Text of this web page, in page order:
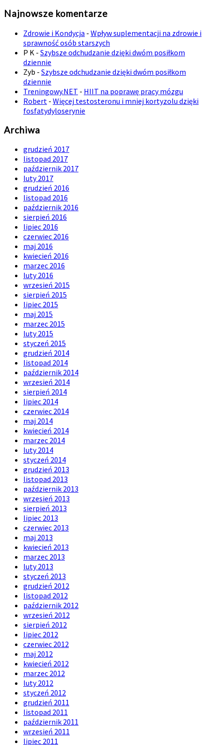
Najnowsze komentarze
Zdrowie i Kondycja - Wpływ suplementacji na zdrowie i
sprawność osób starszych
P K - Szybsze odchudzanie dzięki dwóm posiłkom
dziennie
Zyb - Szybsze odchudzanie dzięki dwóm posiłkom
dziennie
Treningowy.NET - HIIT na poprawę pracy mózgu
Robert - Więcej testosteronu i mniej kortyzolu dzięki
fosfatydyloserynie
Archiwa
grudzień 2017
listopad 2017
październik 2017
luty 2017
grudzień 2016
listopad 2016
październik 2016
sierpień 2016
lipiec 2016
czerwiec 2016
maj 2016
kwiecień 2016
marzec 2016
luty 2016
wrzesień 2015
sierpień 2015
lipiec 2015
maj 2015
marzec 2015
luty 2015
styczeń 2015
grudzień 2014
listopad 2014
październik 2014
wrzesień 2014
sierpień 2014
lipiec 2014
czerwiec 2014
maj 2014
kwiecień 2014
marzec 2014
luty 2014
styczeń 2014
grudzień 2013
listopad 2013
październik 2013
wrzesień 2013
sierpień 2013
lipiec 2013
czerwiec 2013
maj 2013
kwiecień 2013
marzec 2013
luty 2013
styczeń 2013
grudzień 2012
listopad 2012
październik 2012
wrzesień 2012
sierpień 2012
lipiec 2012
czerwiec 2012
maj 2012
kwiecień 2012
marzec 2012
luty 2012
styczeń 2012
grudzień 2011
listopad 2011
październik 2011
wrzesień 2011
lipiec 2011